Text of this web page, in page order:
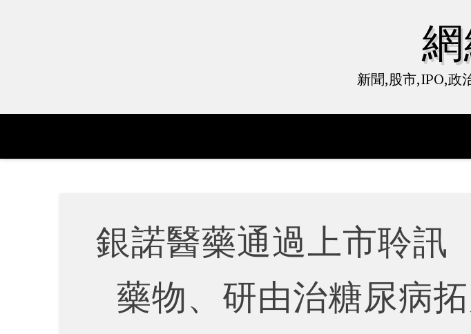
新聞,股市,IPO,政
銀諾醫藥通過上市聆訊
藥物、研由治糖尿病